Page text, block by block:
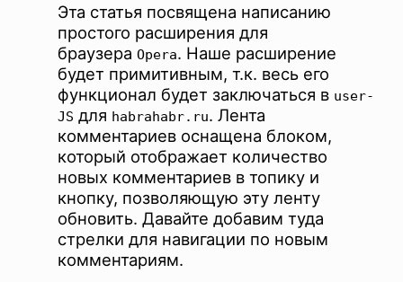
Эта статья посвящена написанию
простого расширения для
браузера Opera. Наше расширение
будет примитивным, т.к. весь его
функционал будет заключаться в user-
JS для habrahabr.ru. Лента
комментариев оснащена блоком,
который отображает количество
новых комментариев в топику и
кнопку, позволяющую эту ленту
обновить. Давайте добавим туда
стрелки для навигации по новым
комментариям.